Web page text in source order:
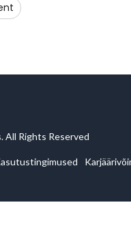
All Rights Reserved